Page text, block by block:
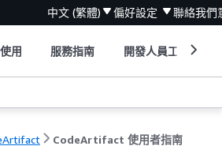
中文 (繁體) 偏好設定 聯絡我們
用 服務指南 開發人員工具
CodeArtifact 使用者指南